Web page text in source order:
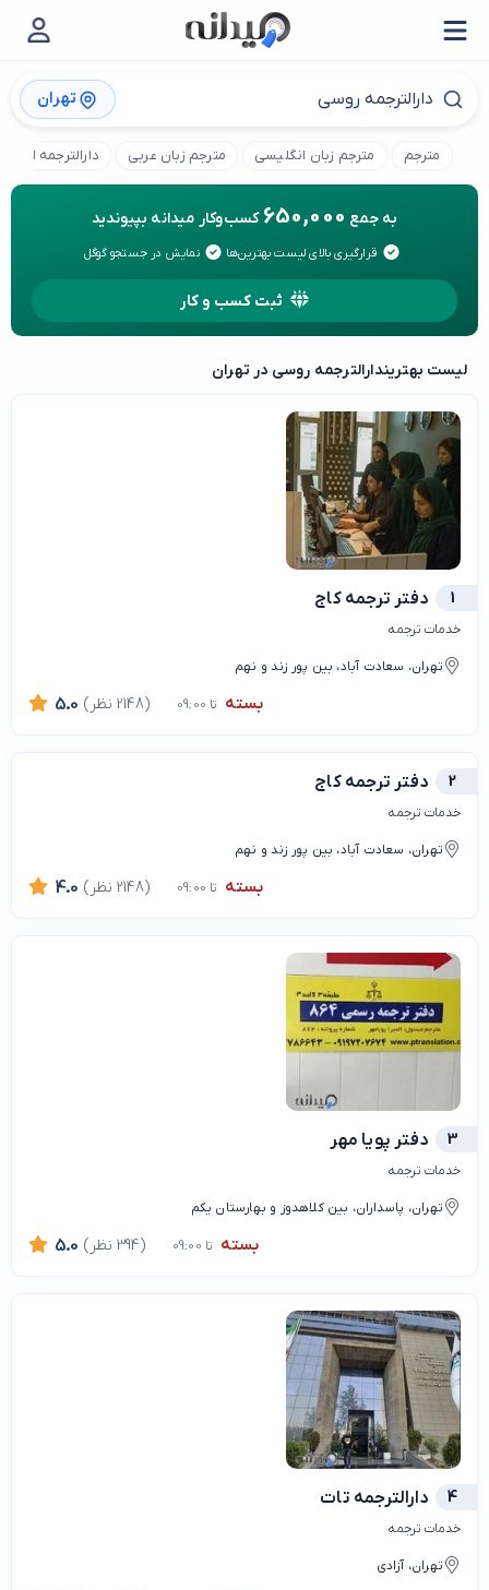
تهران
مترجم مترجم زبان انگلیسی مترجم زبان عربی دارالترجمه
به جمع 650,000 کسب‌وکار میدانه بپیوندید
قرارگیری بالای لیست بهترین‌ها نمایش در جستجو گوگل
ثبت کسب و کار
لیست بهتریندارالترجمه روسی در تهران
1 دفتر ترجمه کاج
خدمات ترجمه
تهران، سعادت آباد، بین پور زند و نهم
بسته تا 09:00 5.0 (2148 نظر)
2 دفتر ترجمه کاج
خدمات ترجمه
تهران، سعادت آباد، بین پور زند و نهم
بسته تا 09:00 4.0 (2148 نظر)
3 دفتر پویا مهر
خدمات ترجمه
تهران، پاسداران، بین کلاهدوز و بهارستان یکم
بسته تا 09:00 5.0 (394 نظر)
4 دارالترجمه تات
خدمات ترجمه
تهران، آزادی